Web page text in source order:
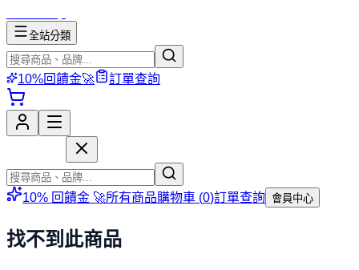
全站分類
10%回饋金🚀 訂單查詢
10% 回饋金 🚀所有商品購物車 (0)訂單查詢 會員中心
找不到此商品